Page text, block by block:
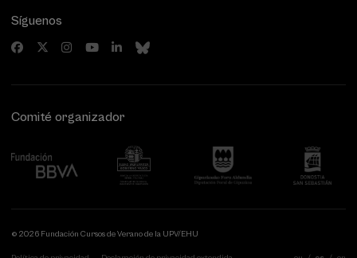
Síguenos
Comité organizador
© 2026 Fundación Cursos de Verano de la UPV/EHU